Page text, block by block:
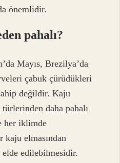
önemlidir.
pahalı?
Mayıs, Brezilya’da
çabuk çürüdükleri
değildir. Kaju
türlerinden daha pahalı
her iklimde
kaju elmasından
elde edilebilmesidir.